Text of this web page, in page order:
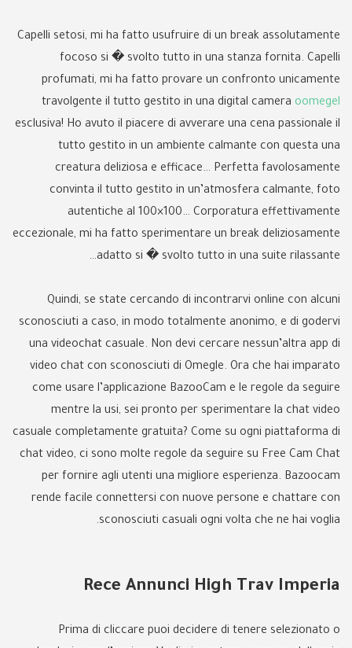
Capelli setosi, mi ha fatto usufruire di un break assolutamente
focoso si � svolto tutto in una stanza fornita. Capelli
profumati, mi ha fatto provare un confronto unicamente
travolgente il tutto gestito in una digital camera oomegel
esclusiva! Ho avuto il piacere di avverare una cena passionale il
tutto gestito in un ambiente calmante con questa una
creatura deliziosa e efficace… Perfetta favolosamente
convinta il tutto gestito in un’atmosfera calmante, foto
autentiche al 100×100… Corporatura effettivamente
eccezionale, mi ha fatto sperimentare un break deliziosamente
adatto si � svolto tutto in una suite rilassante…
Quindi, se state cercando di incontrarvi online con alcuni
sconosciuti a caso, in modo totalmente anonimo, e di godervi
una videochat casuale. Non devi cercare nessun’altra app di
video chat con sconosciuti di Omegle. Ora che hai imparato
come usare l’applicazione BazooCam e le regole da seguire
mentre la usi, sei pronto per sperimentare la chat video
casuale completamente gratuita? Come su ogni piattaforma di
chat video, ci sono molte regole da seguire su Free Cam Chat
per fornire agli utenti una migliore esperienza. Bazoocam
rende facile connettersi con nuove persone e chattare con
sconosciuti casuali ogni volta che ne hai voglia.
Rece Annunci High Trav Imperia
Prima di cliccare puoi decidere di tenere selezionato o